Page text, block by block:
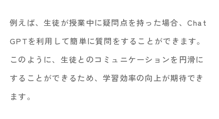
例えば、生徒が授業中に疑問点を持った場合、Chat
GPTを利用して簡単に質問をすることができます。
このように、生徒とのコミュニケーションを円滑に
することができるため、学習効率の向上が期待でき
ます。